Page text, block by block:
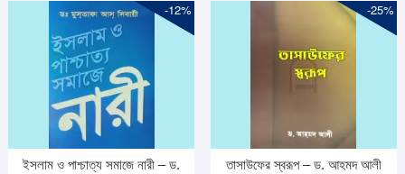
-12%
ইসলাম ও পাশ্চাত্য সমাজে নারী – ড.
-25%
তাসাউফের স্বরূপ – ড. আহমদ আলী